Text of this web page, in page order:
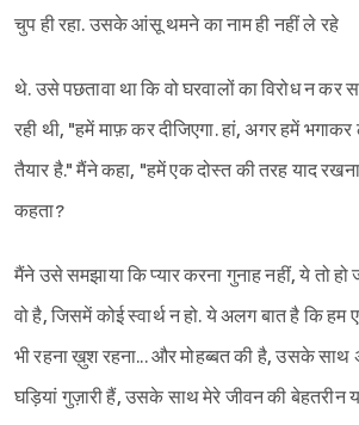
Sign in
चुप ही रहा. उसके आंसू थमने का नाम ही नहीं ले रहे
थे. उसे पछतावा था कि वो घरवालों का विरोध न कर
रही थी, "हमें माफ़ कर दीजिएगा. हां, अगर हमें भगाकर
तैयार है." मैंने कहा, "हमें एक दोस्त की तरह याद
कहता?
मैंने उसे समझाया कि प्यार करना गुनाह नहीं, ये तो हो
वो है, जिसमें कोई स्वार्थ न हो. ये अलग बात है कि हम
भी रहना ख़ुश रहना... और मोहब्बत की है, उसके
घड़ियां गुज़ारी हैं, उसके साथ मेरे जीवन की बेहतरीन